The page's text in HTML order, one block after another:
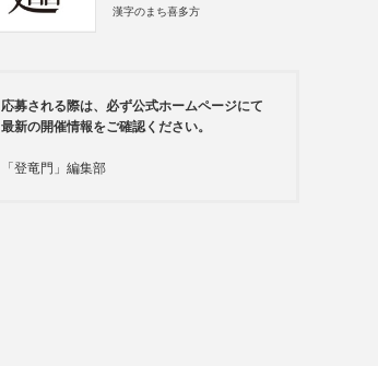
漢字のまち喜多方
応募される際は、必ず公式ホームページにて
最新の開催情報をご確認ください。
「登竜門」編集部